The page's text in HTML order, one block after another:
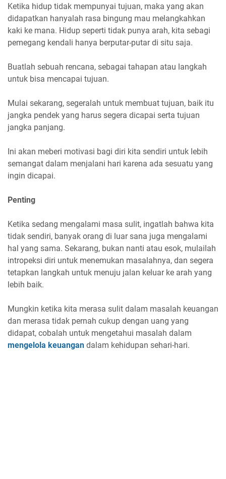
Ketika hidup tidak mempunyai tujuan, maka yang akan
didapatkan hanyalah rasa bingung mau melangkahkan
kaki ke mana. Hidup seperti tidak punya arah, kita sebagi
pemegang kendali hanya berputar-putar di situ saja.
Buatlah sebuah rencana, sebagai tahapan atau langkah
untuk bisa mencapai tujuan.
Mulai sekarang, segeralah untuk membuat tujuan, baik itu
jangka pendek yang harus segera dicapai serta tujuan
jangka panjang.
Ini akan meberi motivasi bagi diri kita sendiri untuk lebih
semangat dalam menjalani hari karena ada sesuatu yang
ingin dicapai.
Penting
Ketika sedang mengalami masa sulit, ingatlah bahwa kita
tidak sendiri, banyak orang di luar sana juga mengalami
hal yang sama. Sekarang, bukan nanti atau esok, mulailah
intropeksi diri untuk menemukan masalahnya, dan segera
tetapkan langkah untuk menuju jalan keluar ke arah yang
lebih baik.
Mungkin ketika kita merasa sulit dalam masalah keuangan
dan merasa tidak pernah cukup dengan uang yang
didapat, cobalah untuk mengetahui masalah dalam
mengelola keuangan dalam kehidupan sehari-hari.